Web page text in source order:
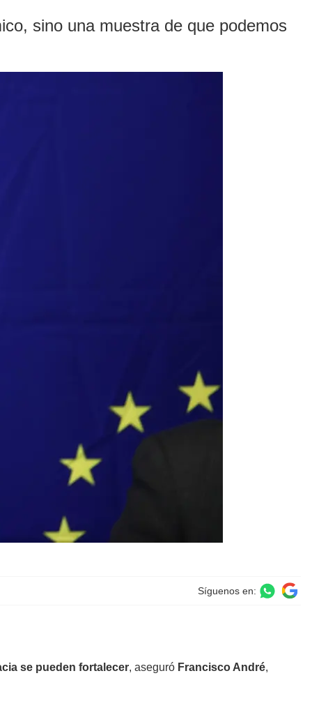
sino una muestra de que podemos
Síguenos en:
se pueden fortalecer, aseguró Francisco André,